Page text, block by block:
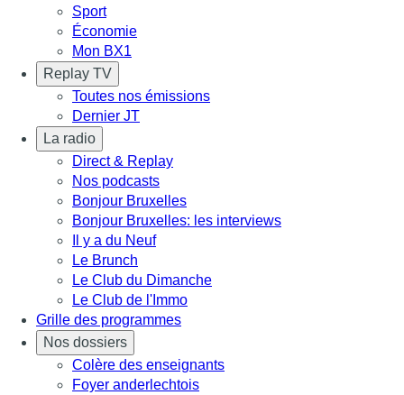
Sport
Économie
Mon BX1
Replay TV
Toutes nos émissions
Dernier JT
La radio
Direct & Replay
Nos podcasts
Bonjour Bruxelles
Bonjour Bruxelles: les interviews
Il y a du Neuf
Le Brunch
Le Club du Dimanche
Le Club de l'Immo
Grille des programmes
Nos dossiers
Colère des enseignants
Foyer anderlechtois